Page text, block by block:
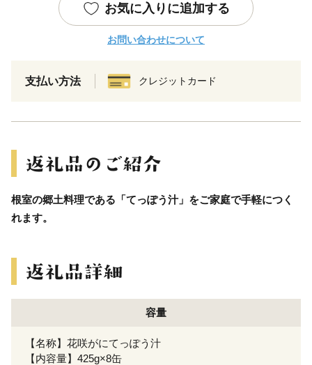
お気に入りに追加する
お問い合わせについて
支払い方法 クレジットカード
根室の郷土料理である「てっぽう汁」をご家庭で手軽につく
れます。
容量
【名称】花咲がにてっぽう汁
【内容量】425g×8缶